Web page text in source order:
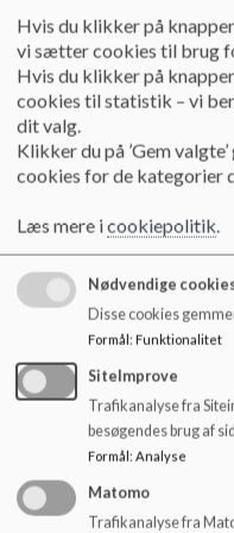
Ansvarsfordeling:
Skolens ansvar:
Fastlægger lejrskolens
evt. med
når det er
Planlægger
forældrene, når det
og relevant ud fra
forhold til de
lejrskoleopholdet/
Forældrenes ansvar:
Hvis du klikker på
vi sætter cookies til brug
Hvis du klikker på
cookies til statistik – vi
dit valg.
Klikker du på ’Gem
cookies for de kategorier
Læs mere icookiepolitik.
Nødvendige
Disse cookies
Formål: Funktionalitet
SiteImprove
Trafikanalyse fra
besøgendes brug af
Formål: Analyse
Matomo
Trafikanalyse fra